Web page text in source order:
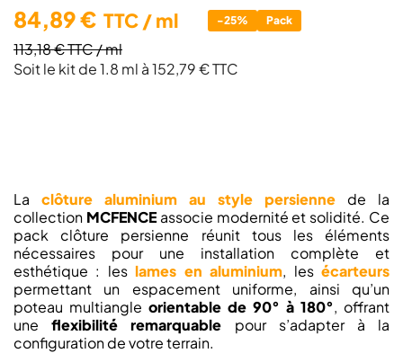
84,89 € TTC / ml -25% Pack
113,18 €TTC/ ml
Soit le kit de 1.8 ml à 152,79 € TTC
La clôture aluminium au style persienne de la
collection MCFENCEassocie modernité et solidité. Ce
pack clôture persienne réunit tous les éléments
nécessaires pour une installation complète et
esthétique : leslames en aluminium, lesécarteurs
permettant un espacement uniforme, ainsi qu’un
poteau multiangle orientable de 90° à 180°, offrant
uneflexibilité remarquable pour s’adapter à la
configuration de votre terrain.